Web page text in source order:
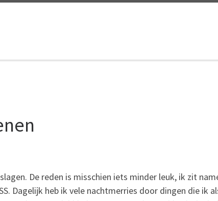
De reden is misschien iets minder leuk, ik zit
Dagelijk heb ik vele nachtmerries door dingen die ik